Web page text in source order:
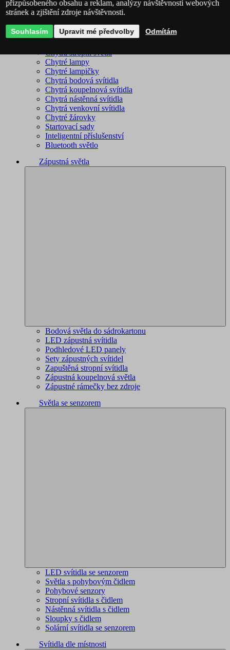
Philips Hue – kompletní sortiment
Immax NEO - kompletní sortiment
WiZ – kompletní sortiment
Chytrá stropní světla
Chytré lampy
Chytré lampičky
Chytrá bodová svítidla
Chytrá koupelnová svítidla
Chytrá nástěnná svítidla
Chytrá venkovní svítidla
Chytré žárovky
Startovací sady
Inteligentní příslušenství
Bluetooth světlo
Zápustná světla
Bodová světla do sádrokartonu
LED zápustná svítidla
Podhledové LED panely
Sety zápustných svítidel
Zapuštěná stropní svítidla
Zápustná koupelnová světla
Zápustné rámečky bez zdroje
Světla se senzorem
LED svítidla se senzorem
Světla s pohybovým čidlem
Pohybové senzory
Stropní svítidla s čidlem
Nástěnná svítidla s čidlem
Sloupky s čidlem
Solární svítidla se senzorem
Svítidla dle místnosti
přizpůsobeného obsahu a reklam, analýzy návštěvnosti webových
stránek a zjištění zdroje návštěvnosti.
Souhlasím Upravit mé předvolby Odmítám